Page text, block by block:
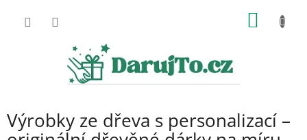
Výrobky ze dřeva s personalizací –